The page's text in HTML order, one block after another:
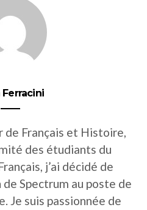
Ferracini
Français et Histoire,
des étudiants du
j’ai décidé de
Spectrum au poste de
Je suis passionnée de